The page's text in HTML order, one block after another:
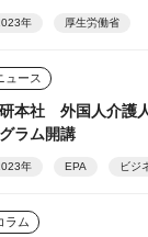
年 厚生労働省
ュース
本社 外国人介護
ラム開講
年 EPA ビジ
ラム